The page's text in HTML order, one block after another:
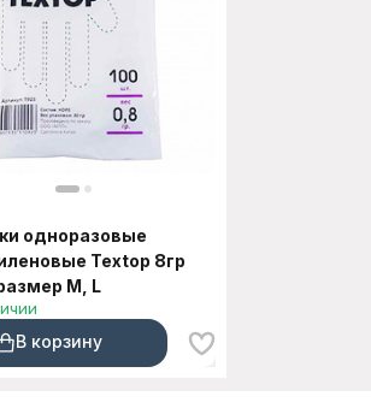
одноразовые
Textop 8гр
M, L
В корзину